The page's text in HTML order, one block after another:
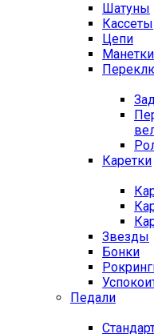
Шатуны
Кассеты
Цепи
Манетки
Каретки
Звезды
Бонки
Педали